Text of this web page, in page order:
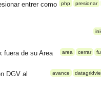
php presionar
entrer como
area cerrar
fuera de su Area
avance
DGV al